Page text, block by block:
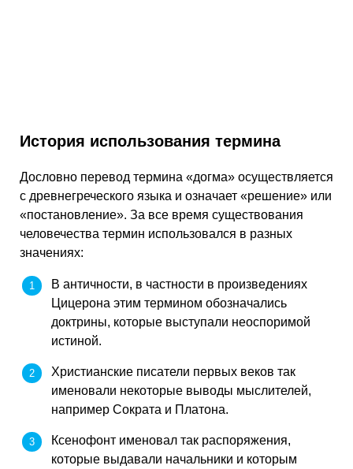
История использования термина
Дословно перевод термина «догма» осуществляется
с древнегреческого языка и означает «решение» или
«постановление». За все время существования
человечества термин использовался в разных
значениях:
В античности, в частности в произведениях
Цицерона этим термином обозначались
доктрины, которые выступали неоспоримой
истиной.
Христианские писатели первых веков так
именовали некоторые выводы мыслителей,
например Сократа и Платона.
Ксенофонт именовал так распоряжения,
которые выдавали начальники и которым